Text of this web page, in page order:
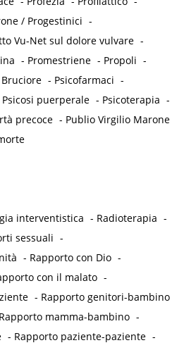
/ Progestinici -
Vu-Net sul dolore vulvare -
- Promestriene - Propoli -
- Psicofarmaci -
Psicosi puerperale - Psicoterapia -
precoce - Publio Virgilio Marone
interventistica - Radioterapia -
sessuali -
- Rapporto con Dio -
con il malato -
- Rapporto genitori-bambino
Rapporto mamma-bambino -
- Rapporto paziente-paziente -